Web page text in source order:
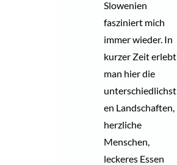
Slowenien
fasziniert mich
immer wieder. In
kurzer Zeit erlebt
man hier die
unterschiedlichst
en Landschaften,
herzliche
Menschen,
leckeres Essen